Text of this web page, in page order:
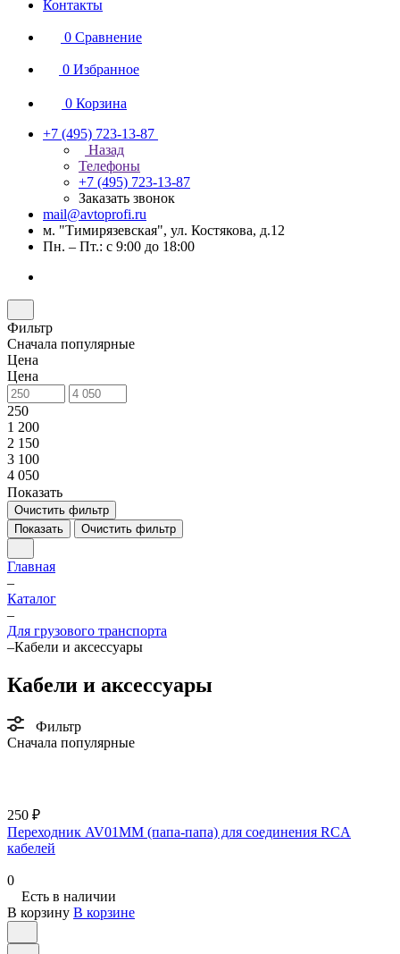
Контакты
0 Сравнение
0 Избранное
0 Корзина
+7 (495) 723-13-87
Назад
Телефоны
+7 (495) 723-13-87
Заказать звонок
mail@avtoprofi.ru
м. "Тимирязевская", ул. Костякова, д.12
Пн. – Пт.: с 9:00 до 18:00
Фильтр
Сначала популярные
Цена
Цена
250
1 200
2 150
3 100
4 050
Показать
Очистить фильтр
Показать
Очистить фильтр
Главная
–
Каталог
–
Для грузового транспорта
–Кабели и аксессуары
Кабели и аксессуары
Фильтр
Сначала популярные
250 ₽
Переходник AV01MM (папа-папа) для соединения RCA
кабелей
0
Есть в наличии
В корзину В корзине